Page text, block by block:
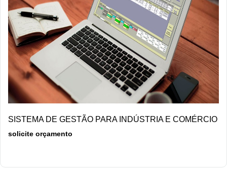
DETALHES/COMPRAR
SISTEMA DE GESTÃO PARA INDÚSTRIA E COMÉRCIO
solicite orçamento